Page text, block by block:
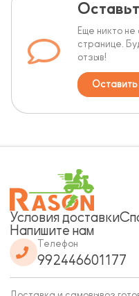
Еще никто
странице.
отзыв!
Оставить
Условия доставки
Напишите нам
Телефон
992446601177